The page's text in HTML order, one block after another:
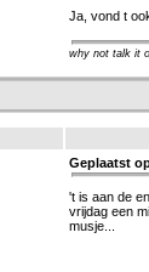
Ja, vond t
why not talk it
Geplaatst
't is aan de
vrijdag een
musje...